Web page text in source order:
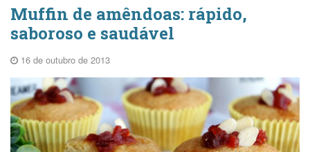
Muffin de amêndoas: rápido,
saboroso e saudável
16 de outubro de 2013